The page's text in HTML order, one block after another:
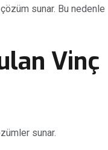
sunar. Bu nedenle
Vinç
sunar.